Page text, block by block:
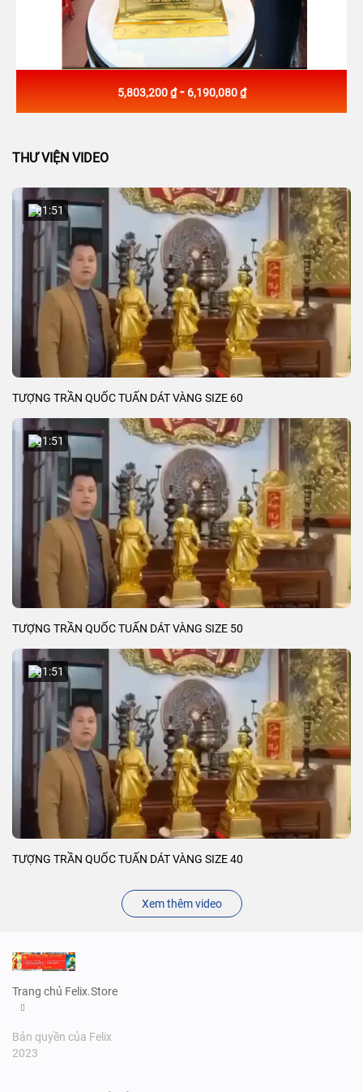
5,803,200 ₫-6,190,080 ₫
THƯ VIỆN VIDEO
01:51
TƯỢNG TRẦN QUỐC TUẤN DÁT VÀNG SIZE 60
01:51
TƯỢNG TRẦN QUỐC TUẤN DÁT VÀNG SIZE 50
01:51
TƯỢNG TRẦN QUỐC TUẤN DÁT VÀNG SIZE 40
Xem thêm video
Trang chủ Felix.Store
Bản quyền của Felix
2023